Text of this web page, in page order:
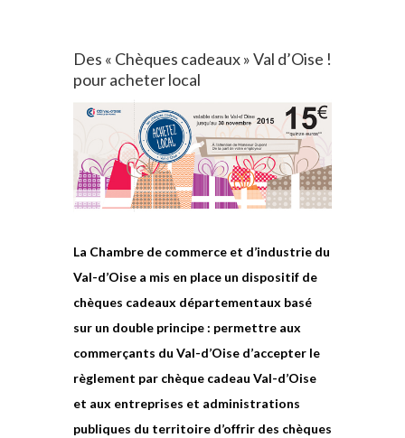
Des « Chèques cadeaux » Val d’Oise !
pour acheter local
La Chambre de commerce et d’industrie du
Val-d’Oise a mis en place un dispositif de
chèques cadeaux départementaux basé
sur un double principe : permettre aux
commerçants du Val-d’Oise d’accepter le
règlement par chèque cadeau Val-d’Oise
et aux entreprises et administrations
publiques du territoire d’offrir des chèques